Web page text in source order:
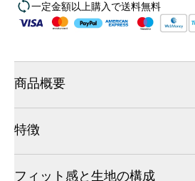
一定金額以上購入で送料無料
商品概要
特徴
フィット感と生地の構成